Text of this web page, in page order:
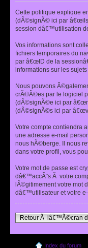
Cette politique explique
(dÃ©signÃ© ici par
session dâ€™utilisation
Vos informations sont
fichiers temporaires du
par â€œID de la
informations sur les
Nous pouvons
crÃ©Ã©es par le logiciel
(dÃ©signÃ©e ici par
(dÃ©signÃ©s ici par
Votre compte contiendra
une adresse e-mail
nous hÃ©berge. Il nous
dans votre profil, vous
Votre mot de passe est
dâ€™accÃ¨s Ã votre
lÃ©gitimement votre mot
dâ€™utilisateur et votre
Retour Ã lâ€™Ã©cran
Index du forum